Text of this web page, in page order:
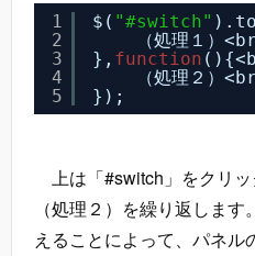
1
2
3
4
5
$( "#switch"
（処理１）
}, function
（処理２）
});
上は「#switch」をクリ
（処理２）を繰り返しま
えることによって、パネル